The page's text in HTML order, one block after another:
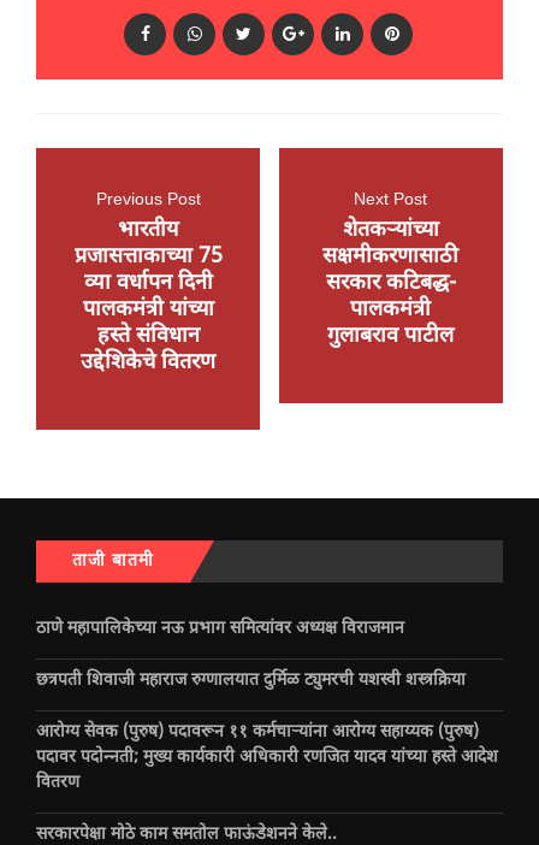
Previous Post
भारतीय
प्रजासत्ताकाच्या 75
व्या वर्धापन दिनी
पालकमंत्री यांच्या
हस्ते संविधान
उद्देशिकेचे वितरण
Next Post
शेतकऱ्यांच्या
सक्षमीकरणासाठी
सरकार कटिबद्ध-
पालकमंत्री
गुलाबराव पाटील
ताजी बातमी
ठाणे महापालिकेच्या नऊ प्रभाग समित्यांवर अध्यक्ष विराजमान
छत्रपती शिवाजी महाराज रुग्णालयात दुर्मिळ ट्युमरची यशस्वी शस्त्रक्रिया
आरोग्य सेवक (पुरुष) पदावरून ११ कर्मचाऱ्यांना आरोग्य सहाय्यक (पुरुष)
पदावर पदोन्नती; मुख्य कार्यकारी अधिकारी रणजित यादव यांच्या हस्ते आदेश
वितरण
सरकारपेक्षा मोठे काम समतोल फाऊंडेशनने केले..